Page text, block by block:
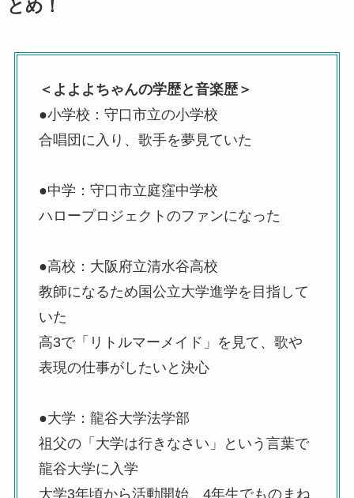
とめ！
＜よよよちゃんの学歴と音楽歴＞
●小学校：守口市立の小学校
合唱団に入り、歌手を夢見ていた
●中学：守口市立庭窪中学校
ハロープロジェクトのファンになった
●高校：大阪府立清水谷高校
教師になるため国公立大学進学を目指して
いた
高3で「リトルマーメイド」を見て、歌や
表現の仕事がしたいと決心
●大学：龍谷大学法学部
祖父の「大学は行きなさい」という言葉で
龍谷大学に入学
大学3年頃から活動開始、4年生でものまね